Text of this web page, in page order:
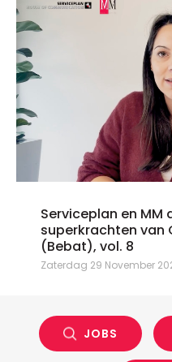
Serviceplan en MM
superkrachten van
(Bebat), vol. 8
Zaterdag 29 November
JOBS